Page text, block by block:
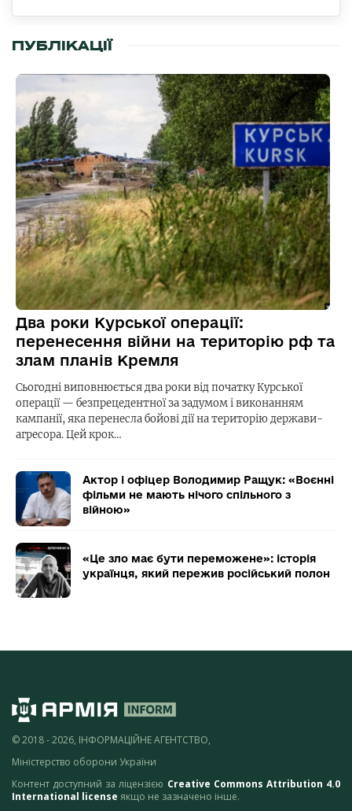
ПУБЛІКАЦІЇ
Два роки Курської операції:
перенесення війни на територію рф та
злам планів Кремля
Сьогодні виповнюється два роки від початку Курської
операції — безпрецедентної за задумом і виконанням
кампанії, яка перенесла бойові дії на територію держави-
агресора. Цей крок…
Актор і офіцер Володимир Ращук: «Воєнні
фільми не мають нічого спільного з
війною»
«Це зло має бути переможене»: історія
українця, який пережив російський полон
© 2018 - 2026, ІНФОРМАЦІЙНЕ АГЕНТСТВО,
Міністерство оборони України
Контент доступний за ліцензією Creative Commons Attribution 4.0
International license якщо не зазначено інше.